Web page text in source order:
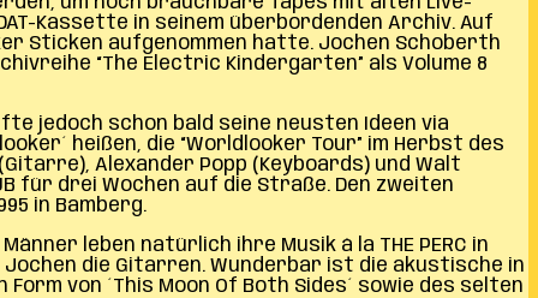
Kassette in seinem überbordenden Archiv. Auf
Sticken aufgenommen hatte. Jochen Schoberth
“The Electric Kindergarten” als Volume 8
jedoch schon bald seine neusten Ideen via
heißen, die “Worldlooker Tour” im Herbst des
Alexander Popp (Keyboards) und Walt
für drei Wochen auf die Straße. Den zweiten
in Bamberg.
leben natürlich ihre Musik á la THE PERC in
die Gitarren. Wunderbar ist die akustische in
von ´This Moon Of Both Sides´ sowie des selten